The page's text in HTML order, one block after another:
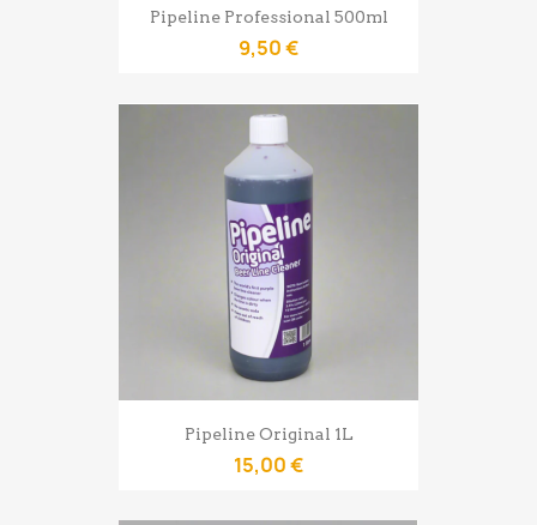
Pipeline Professional 500ml
9,50 €
Pipeline Original 1L
15,00 €